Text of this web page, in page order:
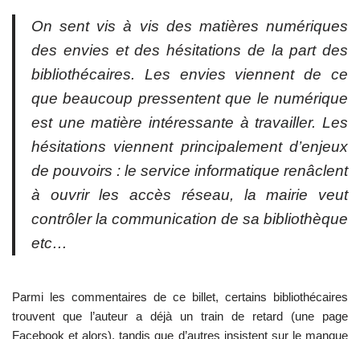
On sent vis à vis des matières numériques
des envies et des hésitations de la part des
bibliothécaires. Les envies viennent de ce
que beaucoup pressentent que le numérique
est une matière intéressante à travailler. Les
hésitations viennent principalement d’enjeux
de pouvoirs : le service informatique renâclent
à ouvrir les accès réseau, la mairie veut
contrôler la communication de sa bibliothèque
etc…
Parmi les commentaires de ce billet, certains bibliothécaires
trouvent que l’auteur a déjà un train de retard (une page
Facebook et alors), tandis que d’autres insistent sur le manque